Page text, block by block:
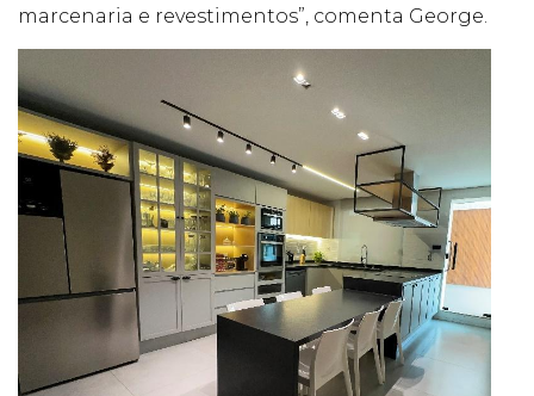
marcenaria e revestimentos”, comenta George.